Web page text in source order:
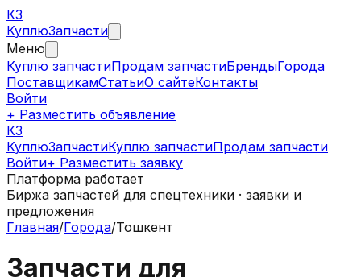
КЗ
КуплюЗапчасти
Меню
Куплю запчастиПродам запчастиБрендыГорода
ПоставщикамСтатьиО сайтеКонтакты
Войти
+ Разместить объявление
КЗ
КуплюЗапчастиКуплю запчастиПродам запчасти
Войти+ Разместить заявку
Платформа работает
Биржа запчастей для спецтехники · заявки и
предложения
Главная/Города/Тошкент
Запчасти для